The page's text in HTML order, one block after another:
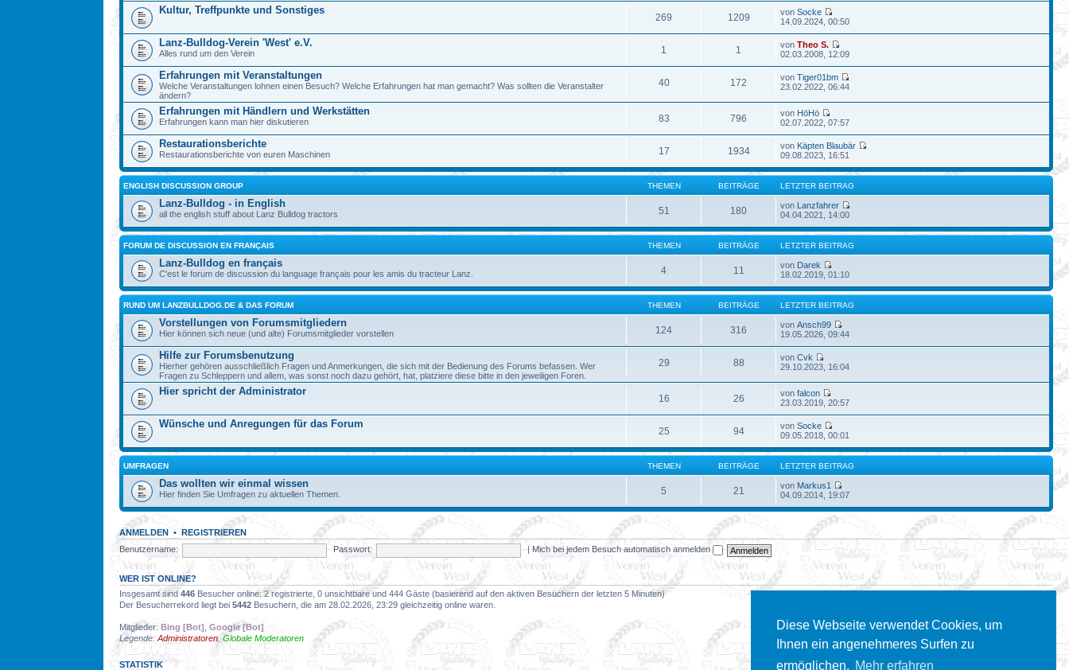
Diese Webseite verwendet Cookies, um
Ihnen ein angenehmeres Surfen zu
ermöglichen. Mehr erfahren
Kultur, Treffpunkte und Sonstiges
269 1209 vonSocke
14.09.2024, 00:50
Lanz-Bulldog-Verein 'West' e.V.
Alles rund um den Verein 1 1 vonTheo S.
02.03.2008, 12:09
Erfahrungen mit Veranstaltungen
Welche Veranstaltungen lohnen einen Besuch? Welche Erfahrungen hat man gemacht? Was sollten die Veranstalter
ändern?
40 172 vonTiger01bm
23.02.2022, 06:44
Erfahrungen mit Händlern und Werkstätten
Erfahrungen kann man hier diskutieren 83 796 von HöHö
02.07.2022, 07:57
Restaurationsberichte
Restaurationsberichte von euren Maschinen 17 1934 von Käpten Blaubär
09.08.2023, 16:51
ENGLISH DISCUSSION GROUP THEMEN BEITRÄGE LETZTER BEITRAG
Lanz-Bulldog - in English
all the english stuff about Lanz Bulldog tractors 51 180 von Lanzfahrer
04.04.2021, 14:00
FORUM DE DISCUSSION EN FRANÇAIS THEMEN BEITRÄGE LETZTER BEITRAG
Lanz-Bulldog en français
C'est le forum de discussion du language français pour les amis du tracteur Lanz. 4 11 von Darek
18.02.2019, 01:10
RUND UM LANZBULLDOG.DE & DAS FORUM THEMEN BEITRÄGE LETZTER BEITRAG
Vorstellungen von Forumsmitgliedern
Hier können sich neue (und alte) Forumsmitglieder vorstellen 124 316 vonAnsch99
19.05.2026, 09:44
Hilfe zur Forumsbenutzung
Hierher gehören ausschließlich Fragen und Anmerkungen, die sich mit der Bedienung des Forums befassen. Wer
Fragen zu Schleppern und allem, was sonst noch dazu gehört, hat, platziere diese bitte in den jeweiligen Foren.
29 88 vonCvk
29.10.2023, 16:04
Hier spricht der Administrator
16 26 vonfalcon
23.03.2019, 20:57
Wünsche und Anregungen für das Forum
25 94 vonSocke
09.05.2018, 00:01
UMFRAGEN THEMEN BEITRÄGE LETZTER BEITRAG
Das wollten wir einmal wissen
Hier finden Sie Umfragen zu aktuellen Themen. 5 21 von Markus1
04.09.2014, 19:07
ANMELDEN • REGISTRIEREN
Benutzername:
Passwort: |Mich bei jedem Besuch automatisch anmelden
WER IST ONLINE?
Insgesamt sind 446 Besucher online: 2 registrierte, 0 unsichtbare und 444 Gäste (basierend auf den aktiven Besuchern der letzten 5 Minuten)
Der Besucherrekord liegt bei 5442 Besuchern, die am 28.02.2026, 23:29 gleichzeitig online waren.
Mitglieder: Bing [Bot] Google [Bot]
Legende: Administratoren ,Globale Moderatoren
STATISTIK